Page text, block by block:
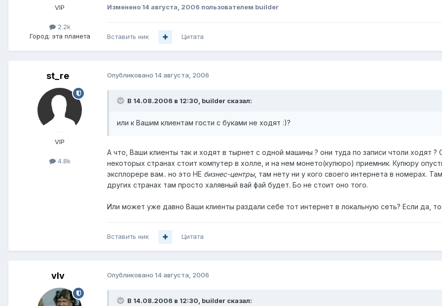
VIP
2.2k
Город: эта планета
Изменено 14 августа, 2006 пользователем builder
Вставить ник Цитата
st_re
VIP
4.8k
Опубликовано 14 августа, 2006
В 14.08.2006 в 12:30, builder сказал:
или к Вашим клиентам гости с буками не ходят :)?
А что, Ваши клиенты так и ходят в тырнет с одной машины ? они туда по записи чтоли ходят ?
некоторых странах стоит компутер в холле, и на нем монето(купюро) приемник. Купюру
эксплорере вам.. но это НЕ бизнес-центры, там нету ни у кого своего интернета в номерах.
других странах там просто халявный вай фай будет. Бо не стоит оно того.
Или может уже давно Ваши клиенты раздали себе тот интернет в локальную сеть? Если да,
Вставить ник Цитата
vIv Опубликовано 14 августа, 2006
В 14.08.2006 в 12:30, builder сказал: